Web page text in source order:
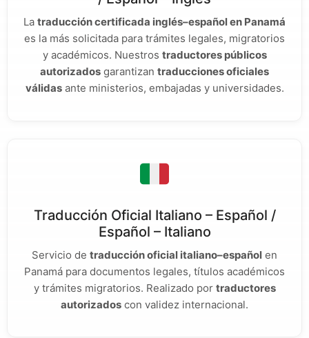
La traducción certificada inglés–español en Panamá
es la más solicitada para trámites legales, migratorios
y académicos. Nuestros traductores públicos
autorizados garantizan traducciones oficiales
válidasante ministerios, embajadas y universidades.
Traducción Oficial Italiano – Español /
Español – Italiano
Servicio de traducción oficial italiano–español en
Panamá para documentos legales, títulos académicos
y trámites migratorios. Realizado por traductores
autorizados con validez internacional.